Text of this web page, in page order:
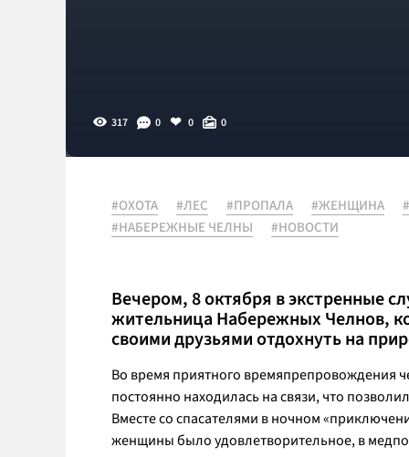
317 0 0 0
#ОХОТА #ЛЕС #ПРОПАЛА #ЖЕНЩИНА
#НАБЕРЕЖНЫЕ ЧЕЛНЫ
#НОВОСТИ
Вечером, 8 октября в экстренные
жительница Набережных Челнов,
своими друзьями отдохнуть на
Во время приятного времяпрепровождения
постоянно находилась на связи, что
Вместе со спасателями в ночном
женщины было удовлетворительное, в